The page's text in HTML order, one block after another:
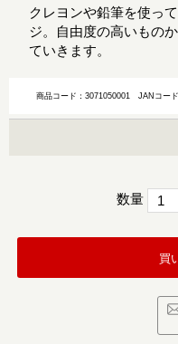
クレヨンや鉛筆を使っ
ジ。自由度の高いもの
ていきます。
商品コード：3071050001JANコー
数量
買